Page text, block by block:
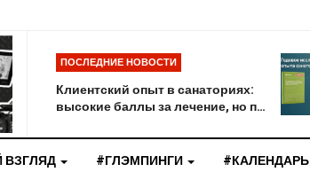
ПОСЛЕДНИЕ НОВОСТИ
Клиентский опыт в санаториях:
высокие баллы за лечение, но п…
ВЗГЛЯД #ГЛЭМПИНГИ #КАЛЕНДАРЬ